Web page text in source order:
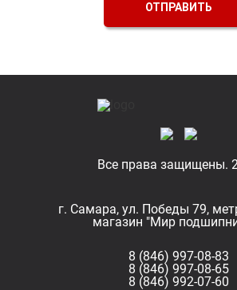
ОТПРАВИТЬ
Все права защищены.
г. Самара, ул. Победы 79,
магазин "Мир
8 (846) 997-08-83
8 (846) 997-08-65
8 (846) 992-07-60